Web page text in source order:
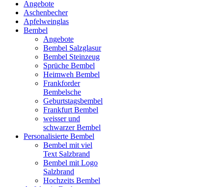
Angebote
Aschenbecher
Apfelweinglas
Bembel
Angebote
Bembel Salzglasur
Bembel Steinzeug
Sprüche Bembel
Heimweh Bembel
Frankforder
Bembelsche
Geburtstagsbembel
Frankfurt Bembel
weisser und
schwarzer Bembel
Personalisierte Bembel
Bembel mit viel
Text Salzbrand
Bembel mit Logo
Salzbrand
Hochzeits Bembel